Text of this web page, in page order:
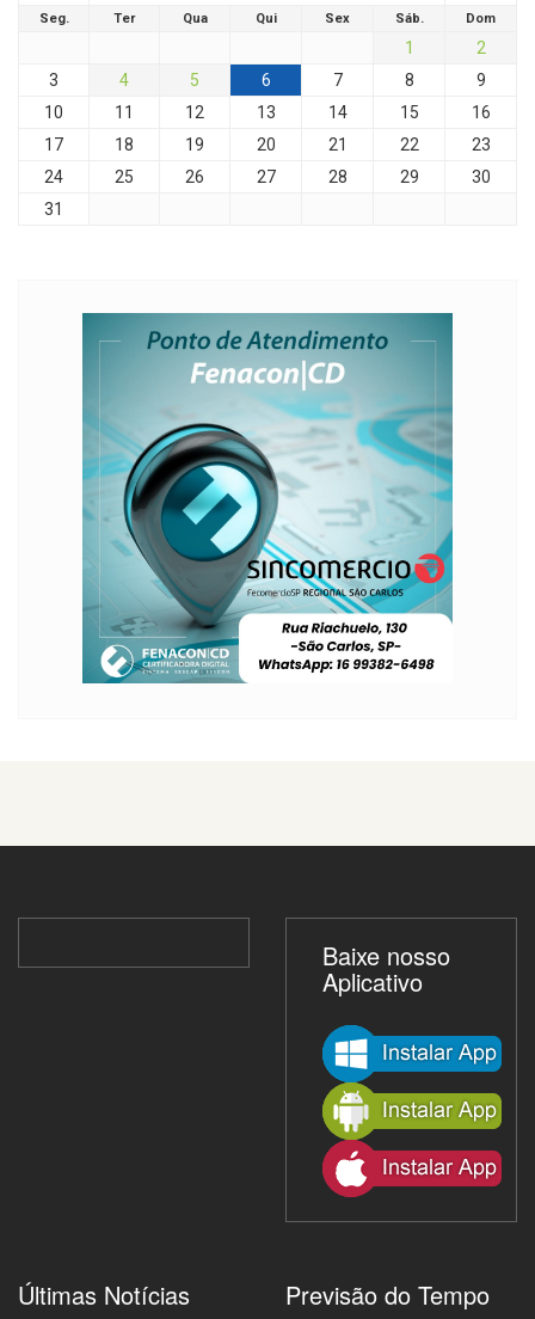
Seg. Ter Qua Qui Sex Sáb. Dom
1
2
3
4 5 6 7 8
9
10
11 12 13 14 15
16
17
18 19 20 21 22
23
24
25 26 27 28 29
30
31
Baixe nosso
Aplicativo
Últimas Notícias Previsão do Tempo